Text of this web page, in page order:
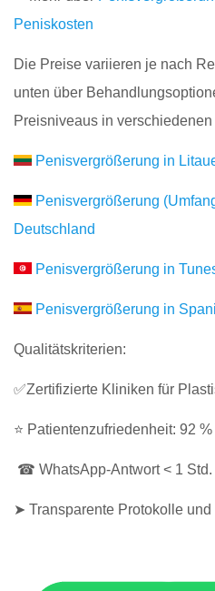
Peniskosten
Die Preise variieren je nach
unten über
Preisniveaus in verschiedenen
Penisvergrößerung in
Penisvergrößerung
Deutschland
Penisvergrößerung in
Penisvergrößerung in
Qualitätskriterien:
✅Zertifizierte Kliniken für
⭐ Patientenzufriedenheit: 92 %
☎ WhatsApp-Antwort < 1 Std.
➤ Transparente Protokolle und